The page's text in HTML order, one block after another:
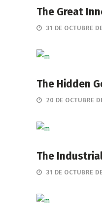
The Great
31 DE OCTUBRE
The Hidden
20 DE OCTUBRE
The
31 DE OCTUBRE